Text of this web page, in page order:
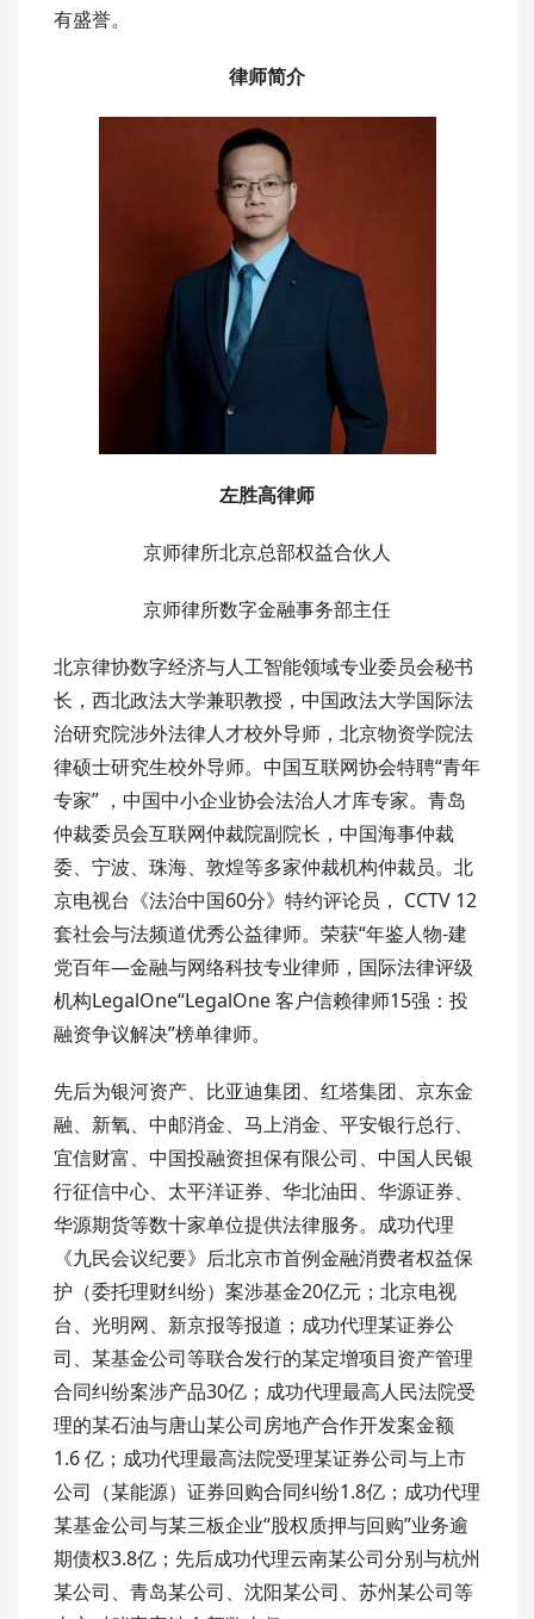
有盛誉。
律师简介
左胜高律师
京师律所北京总部权益合伙人
京师律所数字金融事务部主任
北京律协数字经济与人工智能领域专业委员会秘书
长，西北政法大学兼职教授，中国政法大学国际法
治研究院涉外法律人才校外导师，北京物资学院法
律硕士研究生校外导师。中国互联网协会特聘“青年
专家” ，中国中小企业协会法治人才库专家。青岛
仲裁委员会互联网仲裁院副院长，中国海事仲裁
委、宁波、珠海、敦煌等多家仲裁机构仲裁员。北
京电视台《法治中国60分》特约评论员， CCTV 12
套社会与法频道优秀公益律师。荣获“年鉴人物-建
党百年—金融与网络科技专业律师，国际法律评级
机构LegalOne“LegalOne 客户信赖律师15强：投
融资争议解决”榜单律师。
先后为银河资产、比亚迪集团、红塔集团、京东金
融、新氧、中邮消金、马上消金、平安银行总行、
宜信财富、中国投融资担保有限公司、中国人民银
行征信中心、太平洋证券、华北油田、华源证券、
华源期货等数十家单位提供法律服务。成功代理
《九民会议纪要》后北京市首例金融消费者权益保
护（委托理财纠纷）案涉基金20亿元；北京电视
台、光明网、新京报等报道；成功代理某证券公
司、某基金公司等联合发行的某定增项目资产管理
合同纠纷案涉产品30亿；成功代理最高人民法院受
理的某石油与唐山某公司房地产合作开发案金额
1.6 亿；成功代理最高法院受理某证券公司与上市
公司（某能源）证券回购合同纠纷1.8亿；成功代理
某基金公司与某三板企业“股权质押与回购”业务逾
期债权3.8亿；先后成功代理云南某公司分别与杭州
某公司、青岛某公司、沈阳某公司、苏州某公司等